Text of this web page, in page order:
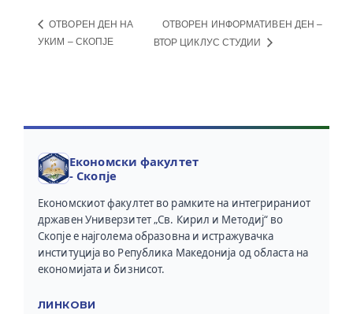
ОТВОРЕН ДЕН НА
УКИМ – СКОПЈЕ
ОТВОРЕН ИНФОРМАТИВЕН ДЕН –
ВТОР ЦИКЛУС СТУДИИ
Економски факултет
- Скопје
Економскиот факултет во рамките на интегрираниот
државен Универзитет „Св. Кирил и Методиј“ во
Скопје е најголема образовна и истражувачка
институција во Република Македонија од областа на
економијата и бизнисот.
ЛИНКОВИ